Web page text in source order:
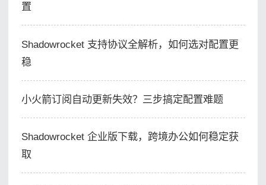
置
Shadowrocket 支持协议全解析，如何选对配置更
稳
小火箭订阅自动更新失效？三步搞定配置难题
Shadowrocket 企业版下载，跨境办公如何稳定获
取